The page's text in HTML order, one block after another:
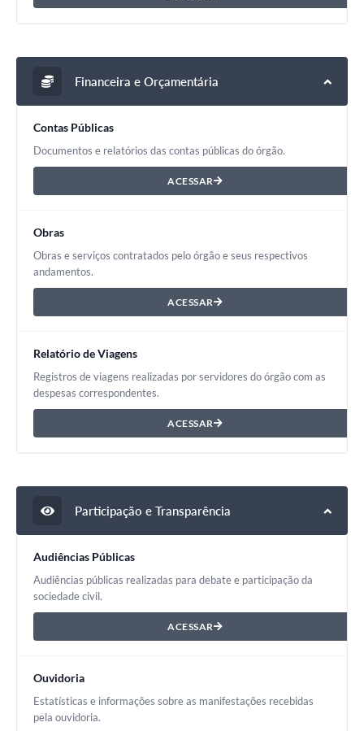
Financeira e Orçamentária
Contas Públicas
Documentos e relatórios das contas públicas do órgão.
ACESSAR
Obras
Obras e serviços contratados pelo órgão e seus respectivos
andamentos.
ACESSAR
Relatório de Viagens
Registros de viagens realizadas por servidores do órgão com as
despesas correspondentes.
ACESSAR
Participação e Transparência
Audiências Públicas
Audiências públicas realizadas para debate e participação da
sociedade civil.
ACESSAR
Ouvidoria
Estatísticas e informações sobre as manifestações recebidas
pela ouvidoria.